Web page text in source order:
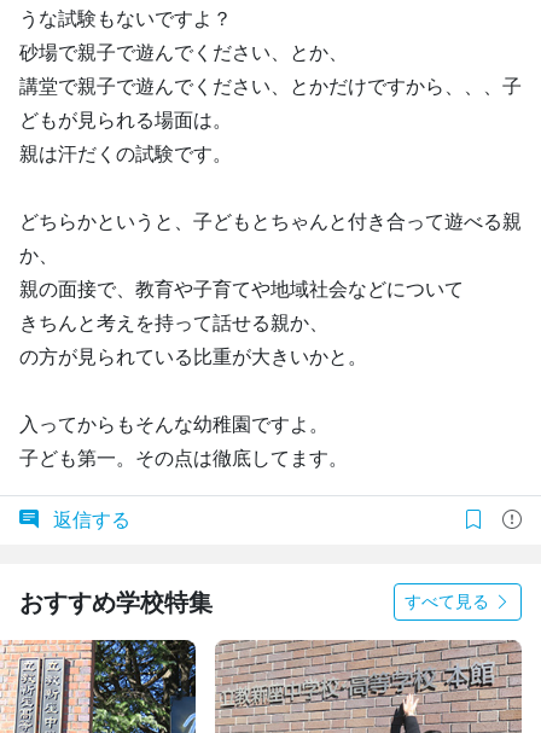
うな試験もないですよ？
砂場で親子で遊んでください、とか、
講堂で親子で遊んでください、とかだけですから、、、子
どもが見られる場面は。
親は汗だくの試験です。
どちらかというと、子どもとちゃんと付き合って遊べる親
か、
親の面接で、教育や子育てや地域社会などについて
きちんと考えを持って話せる親か、
の方が見られている比重が大きいかと。
入ってからもそんな幼稚園ですよ。
子ども第一。その点は徹底してます。
返信する
おすすめ学校特集 すべて見る